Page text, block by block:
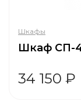
Шкафы
Шкаф СП-
34 150 ₽